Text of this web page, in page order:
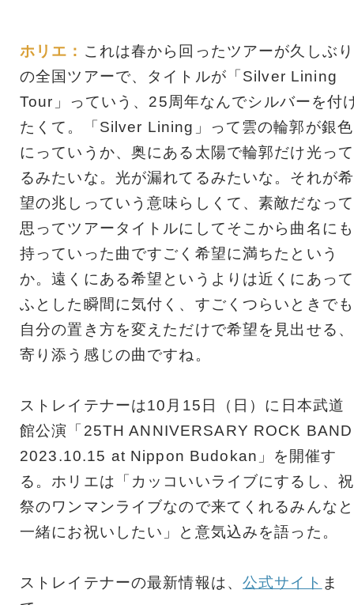
ホリエ： これは春から回ったツアーが久しぶり
の全国ツアーで、タイトルが「Silver Lining
Tour」っていう、25周年なんでシルバーを付
たくて。「Silver Lining」って雲の輪郭が銀色
にっていうか、奥にある太陽で輪郭だけ光って
るみたいな。光が漏れてるみたいな。それが希
望の兆しっていう意味らしくて、素敵だなって
思ってツアータイトルにしてそこから曲名にも
持っていった曲ですごく希望に満ちたという
か。遠くにある希望というよりは近くにあって
ふとした瞬間に気付く、すごくつらいときでも
自分の置き方を変えただけで希望を見出せる、
寄り添う感じの曲ですね。
ストレイテナーは10月15日（日）に日本武道
館公演「25TH ANNIVERSARY ROCK BAND
2023.10.15 at Nippon Budokan」を開催す
る。ホリエは「カッコいいライブにするし、祝
祭のワンマンライブなので来てくれるみんなと
一緒にお祝いしたい」と意気込みを語った。
ストレイテナーの最新情報は、 公式サイト ま